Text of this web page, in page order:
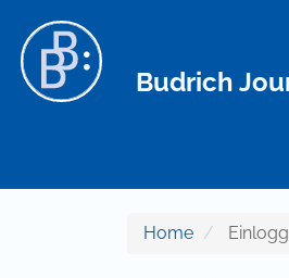
Hauptinhalt
Sidebar
Budrich
Home